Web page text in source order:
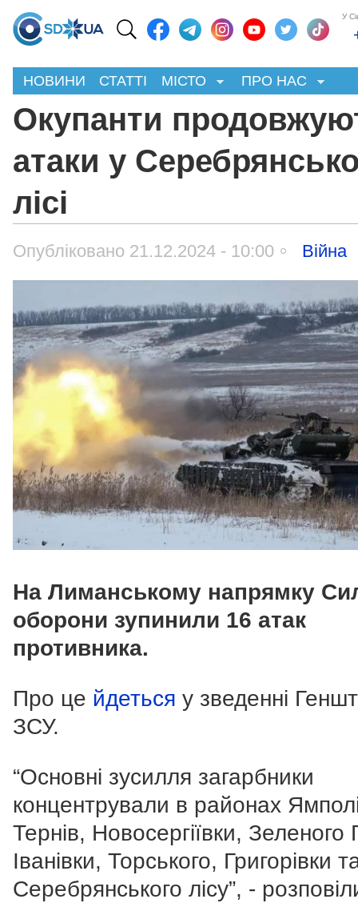
У
НОВИНИ СТАТТІ МІСТО ПРО НАС
Окупанти
атаки у
лісі
Опубліковано 21.12.2024 - 10:00 Війна
На Лиманському напрямку
оборони зупинили 16 атак
противника.
Про це йдеться у зведенні
ЗСУ.
“Основні зусилля загарбники
концентрували в районах
Тернів, Новосергіївки, Зеленого
Іванівки, Торського, Григорівки
Серебрянського лісу”, -